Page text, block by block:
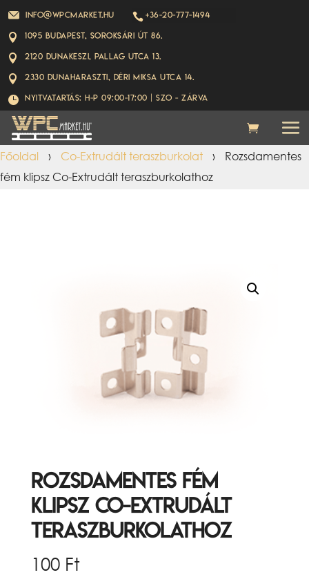
info@wpcmarket.hu  +36-20-777-1494
 1095 Budapest, Soroksári út 86.
 2120 Dunakeszi, Pallag utca 13.
 2330 Dunaharaszti, Déri Miksa utca 14.
 Nyitvatartás: H-P 09:00-17:00 | Szo - ZÁRVA
Főoldal › Co-Extrudált teraszburkolat ›
Rozsdamentes
fém klipsz Co-Extrudált teraszburkolathoz
Rozsdamentes fém
klipsz Co-Extrudált
teraszburkolathoz
100 Ft